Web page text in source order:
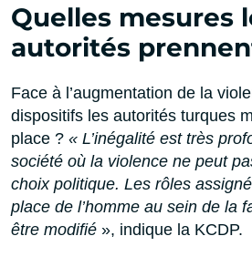
Quelles mesures
autorités
Face à l’augmentation de la
dispositifs les autorités turques
place ? « L’inégalité est très
société où la violence ne peut
choix politique. Les rôles
place de l’homme au sein de la
être modifié », indique la KCDP.